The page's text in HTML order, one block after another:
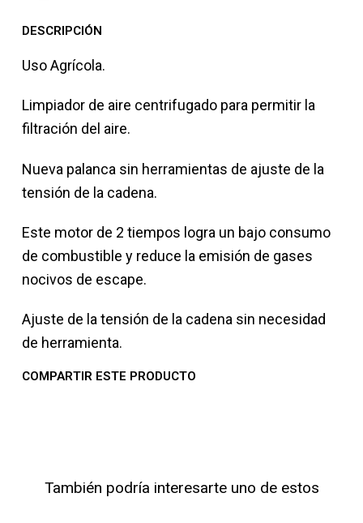
DESCRIPCIÓN
Uso Agrícola.
Limpiador de aire centrifugado para permitir la
filtración del aire.
Nueva palanca sin herramientas de ajuste de la
tensión de la cadena.
Este motor de 2 tiempos logra un bajo consumo
de combustible y reduce la emisión de gases
nocivos de escape.
Ajuste de la tensión de la cadena sin necesidad
de herramienta.
COMPARTIR ESTE PRODUCTO
También podría interesarte uno de estos